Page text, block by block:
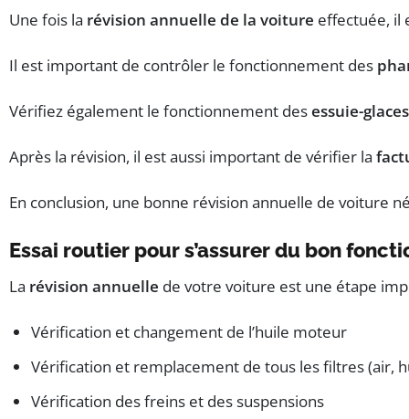
Une fois la révision annuelle de la voiture effectuée, il
Il est important de contrôler le fonctionnement des
Vérifiez également le fonctionnement desessuie-glaces
Après la révision, il est aussi important de vérifier la
En conclusion, une bonne révision annuelle de voiture
Essai routier pour s’assurer du bon
La révision annuelle de votre voiture est une étape
Vérification et changement de l’huile moteur
Vérification et remplacement de tous les filtres (air,
Vérification des freins et des suspensions